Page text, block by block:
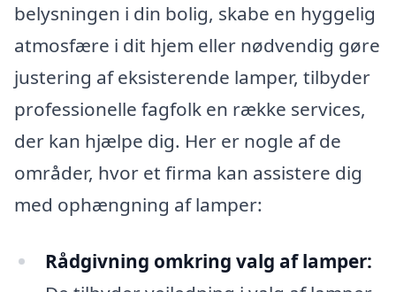
belysningen i din bolig, skabe en hyggelig
atmosfære i dit hjem eller nødvendig gøre
justering af eksisterende lamper, tilbyder
professionelle fagfolk en række services,
der kan hjælpe dig. Her er nogle af de
områder, hvor et firma kan assistere dig
med ophængning af lamper:
Rådgivning omkring valg af lamper: